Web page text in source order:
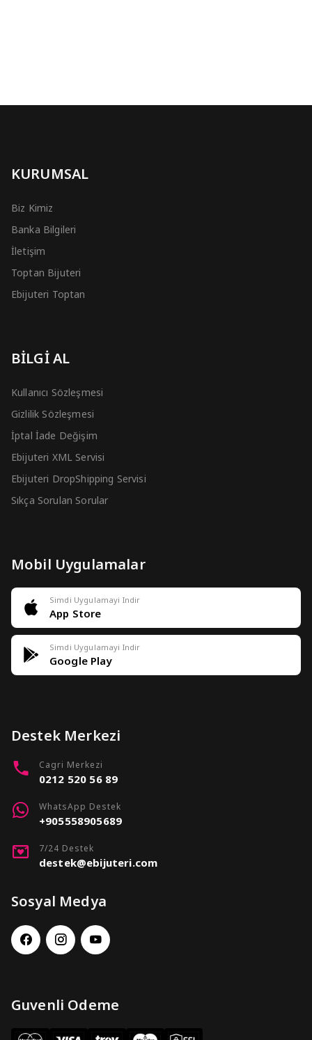
KURUMSAL
Biz Kimiz
Banka Bilgileri
İletişim
Toptan Bijuteri
Ebijuteri Toptan
BİLGİ AL
Kullanıcı Sözleşmesi
Gizlilik Sözleşmesi
İptal İade Değişim
Ebijuteri XML Servisi
Ebijuteri DropShipping Servisi
Sıkça Sorulan Sorular
Mobil Uygulamalar
Simdi Uygulamayi Indir
App Store
Simdi Uygulamayi Indir
Google Play
Destek Merkezi
Cagri Merkezi
0212 520 56 89
WhatsApp Destek
+905558905689
7/24 Destek
destek@ebijuteri.com
Sosyal Medya
Guvenli Odeme